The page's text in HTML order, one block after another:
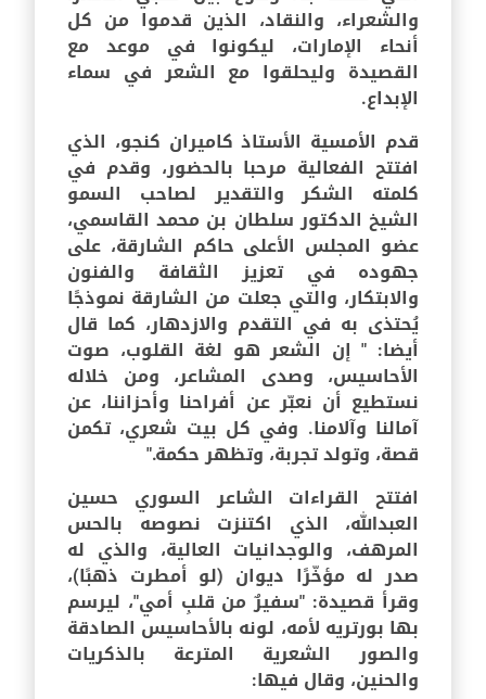
والشعراء، والنقاد، الذين قدموا من كل
أنحاء الإمارات، ليكونوا في موعد مع
القصيدة وليحلقوا مع الشعر في سماء
الإبداع.
قدم الأمسية الأستاذ كاميران كنجو، الذي
افتتح الفعالية مرحبا بالحضور، وقدم في
كلمته الشكر والتقدير لصاحب السمو
الشيخ الدكتور سلطان بن محمد القاسمي،
عضو المجلس الأعلى حاكم الشارقة، على
جهوده في تعزيز الثقافة والفنون
والابتكار، والتي جعلت من الشارقة نموذجًا
يُحتذى به في التقدم والازدهار، كما قال
أيضا: " إن الشعر هو لغة القلوب، صوت
الأحاسيس، وصدى المشاعر، ومن خلاله
نستطيع أن نعبّر عن أفراحنا وأحزاننا، عن
آمالنا وآلامنا. وفي كل بيت شعري، تكمن
قصة، وتولد تجربة، وتظهر حكمة."
افتتح القراءات الشاعر السوري حسين
العبدالله، الذي اكتنزت نصوصه بالحس
المرهف، والوجدانيات العالية، والذي له
صدر له مؤخّرًا ديوان (لو أمطرت ذهبًا)،
وقرأ قصيدة: "سفيرٌ من قلبِ أمي"، ليرسم
بها بورتريه لأمه، لونه بالأحاسيس الصادقة
والصور الشعرية المترعة بالذكريات
والحنين، وقال فيها: